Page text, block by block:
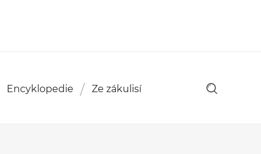
Encyklopedie Ze zákulisí